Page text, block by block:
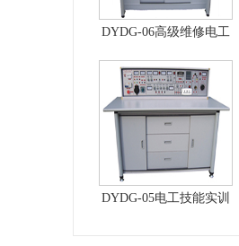
DYDG-06高级维修电工
型）
DYDG-05电工技能实训